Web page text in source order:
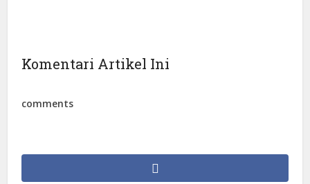
Komentari Artikel Ini
comments